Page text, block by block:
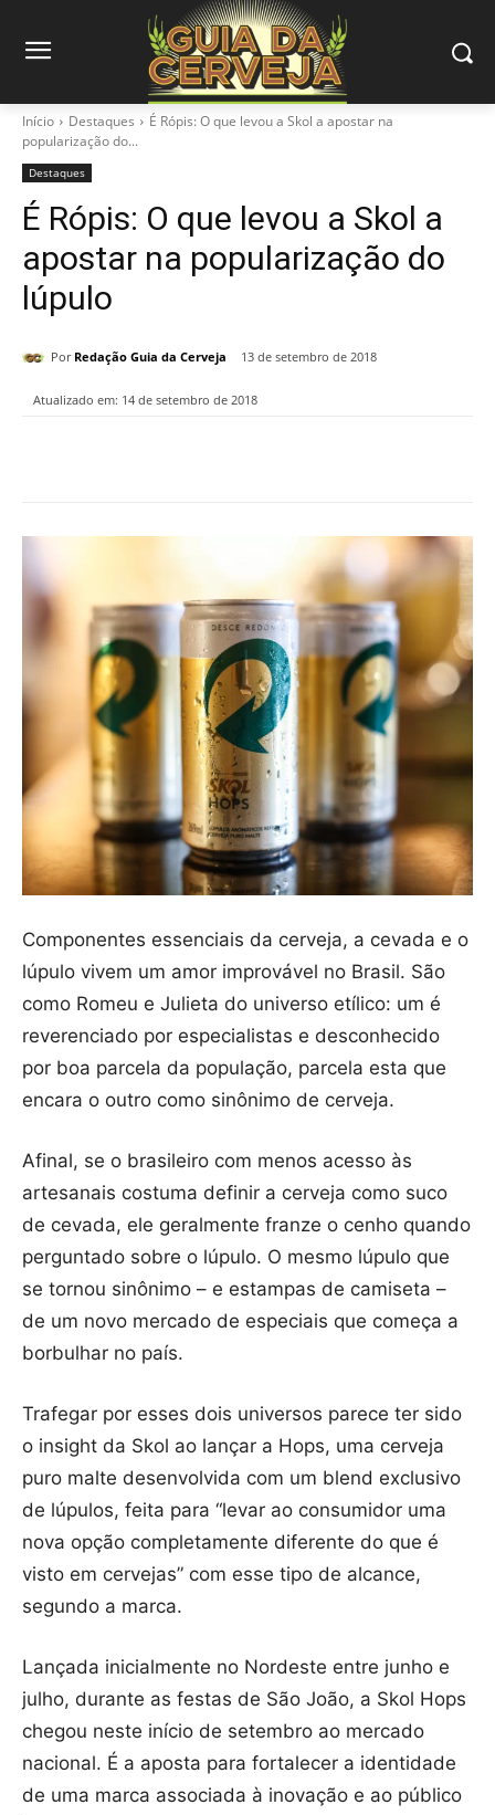
Início Destaques
É Rópis: O que levou a Skol a apostar na
popularização do...
Destaques
É Rópis: O que levou a Skol a
apostar na popularização do
lúpulo
Por Redação Guia da Cerveja 13 de setembro de 2018
Atualizado em: 14 de setembro de 2018
Componentes essenciais da cerveja, a cevada e o
lúpulo vivem um amor improvável no Brasil. São
como Romeu e Julieta do universo etílico: um é
reverenciado por especialistas e desconhecido
por boa parcela da população, parcela esta que
encara o outro como sinônimo de cerveja.
Afinal, se o brasileiro com menos acesso às
artesanais costuma definir a cerveja como suco
de cevada, ele geralmente franze o cenho quando
perguntado sobre o lúpulo. O mesmo lúpulo que
se tornou sinônimo – e estampas de camiseta –
de um novo mercado de especiais que começa a
borbulhar no país.
Trafegar por esses dois universos parece ter sido
o insight da Skol ao lançar a Hops, uma cerveja
puro malte desenvolvida com um blend exclusivo
de lúpulos, feita para “levar ao consumidor uma
nova opção completamente diferente do que é
visto em cervejas” com esse tipo de alcance,
segundo a marca.
Lançada inicialmente no Nordeste entre junho e
julho, durante as festas de São João, a Skol Hops
chegou neste início de setembro ao mercado
nacional. É a aposta para fortalecer a identidade
de uma marca associada à inovação e ao público